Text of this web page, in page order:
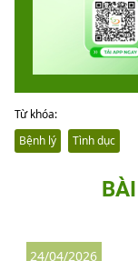
Từ khóa:
Bệnh lý
Tình dục
24/04/2026